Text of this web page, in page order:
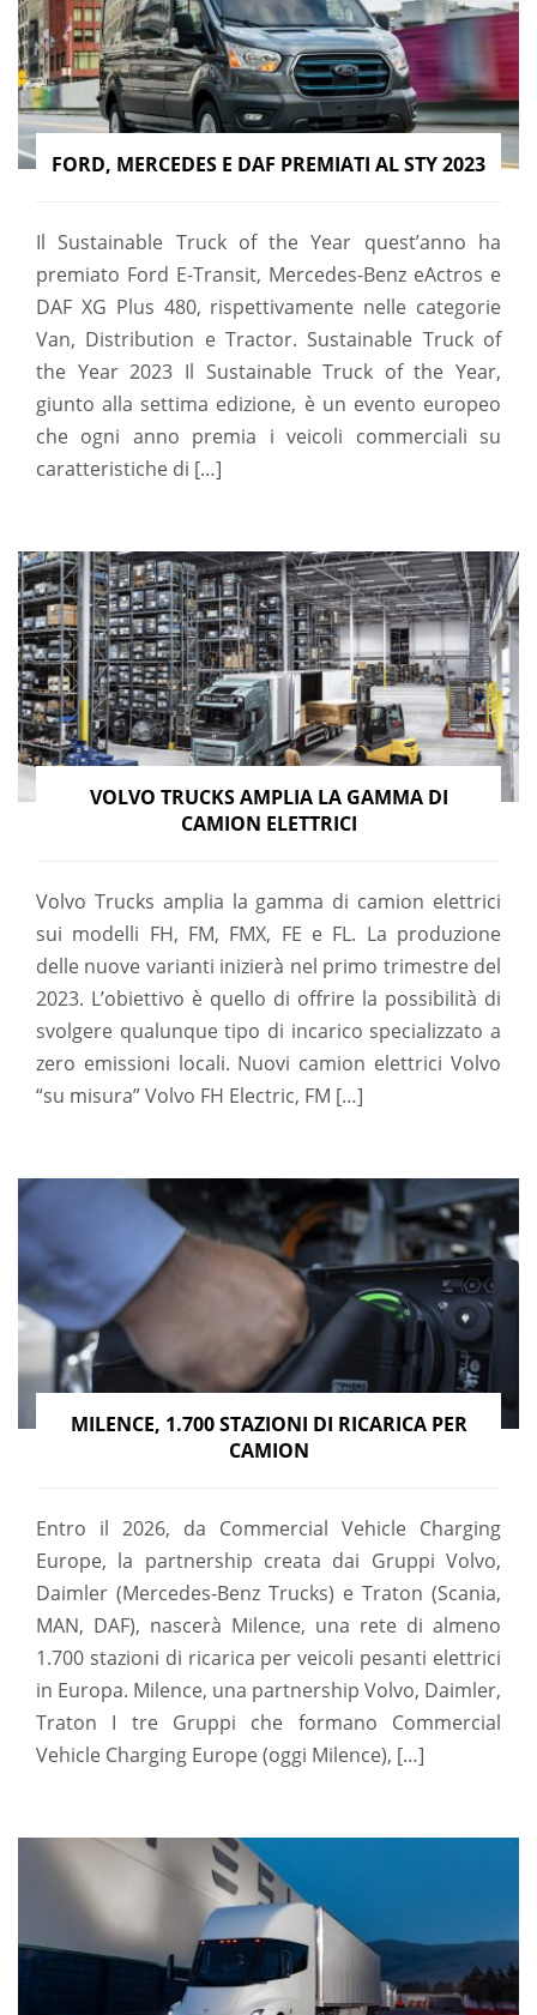
FORD, MERCEDES E DAF PREMIATI AL STY 2023
Il Sustainable Truck of the Year quest’anno ha
premiato Ford E-Transit, Mercedes-Benz eActros e
DAF XG Plus 480, rispettivamente nelle categorie
Van, Distribution e Tractor. Sustainable Truck of
the Year 2023 Il Sustainable Truck of the Year,
giunto alla settima edizione, è un evento europeo
che ogni anno premia i veicoli commerciali su
caratteristiche di […]
VOLVO TRUCKS AMPLIA LA GAMMA DI
CAMION ELETTRICI
Volvo Trucks amplia la gamma di camion elettrici
sui modelli FH, FM, FMX, FE e FL. La produzione
delle nuove varianti inizierà nel primo trimestre del
2023. L’obiettivo è quello di offrire la possibilità di
svolgere qualunque tipo di incarico specializzato a
zero emissioni locali. Nuovi camion elettrici Volvo
“su misura” Volvo FH Electric, FM […]
MILENCE, 1.700 STAZIONI DI RICARICA PER
CAMION
Entro il 2026, da Commercial Vehicle Charging
Europe, la partnership creata dai Gruppi Volvo,
Daimler (Mercedes-Benz Trucks) e Traton (Scania,
MAN, DAF), nascerà Milence, una rete di almeno
1.700 stazioni di ricarica per veicoli pesanti elettrici
in Europa. Milence, una partnership Volvo, Daimler,
Traton I tre Gruppi che formano Commercial
Vehicle Charging Europe (oggi Milence), […]